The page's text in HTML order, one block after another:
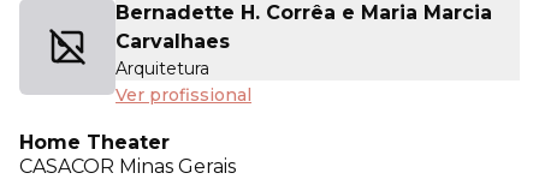
Bernadette H. Corrêa e Maria Marcia
Carvalhaes
Arquitetura
Ver profissional
Home Theater
CASACOR Minas Gerais